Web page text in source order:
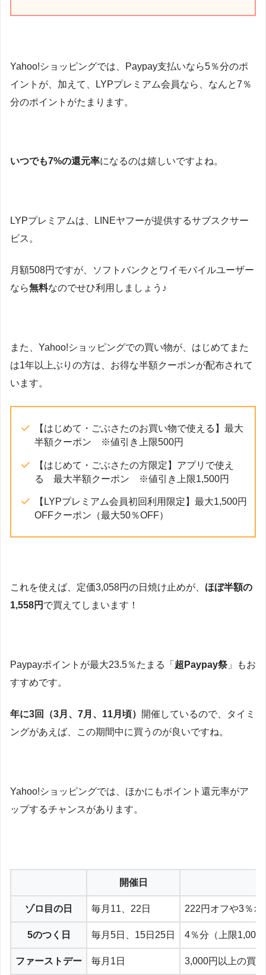
Yahoo!ショッピングでは、Paypay支払いなら5％分のポ
イントが、加えて、LYPプレミアム会員なら、なんと7％
分のポイントがたまります。
いつでも7%の還元率になるのは嬉しいですよね。
LYPプレミアムは、LINEヤフーが提供するサブスクサー
ビス。
月額508円ですが、ソフトバンクとワイモバイルユーザー
なら無料なのでせひ利用しましょう♪
また、Yahoo!ショッピングでの買い物が、はじめてまた
は1年以上ぶりの方は、お得な半額クーポンが配布されて
います。
【はじめて・ごぶさたのお買い物で使える】最大
半額クーポン ※値引き上限500円
【はじめて・ごぶさたの方限定】アプリで使え
る 最大半額クーポン ※値引き上限1,500円
【LYPプレミアム会員初回利用限定】最大1,500円
OFFクーポン（最大50％OFF）
これを使えば、定価3,058円の日焼け止めが、 ほぼ半額の
1,558円 で買えてしまいます！
Paypayポイントが最大23.5％たまる「 超Paypay祭 」もお
すすめです。
年に3回（3月、7月、11月頃）
開催しているので、タイミ
ングがあえば、この期間中に買うのが良いですね。
Yahoo!ショッピングでは、ほかにもポイント還元率がア
ップするチャンスがあります。
開催日
ゾロ目の日 毎月11、22日 222円オフや3％
5のつく日 毎月5日、15日25日 4％分（上限1,000
ファーストデー 毎月1日 3,000円以上の買